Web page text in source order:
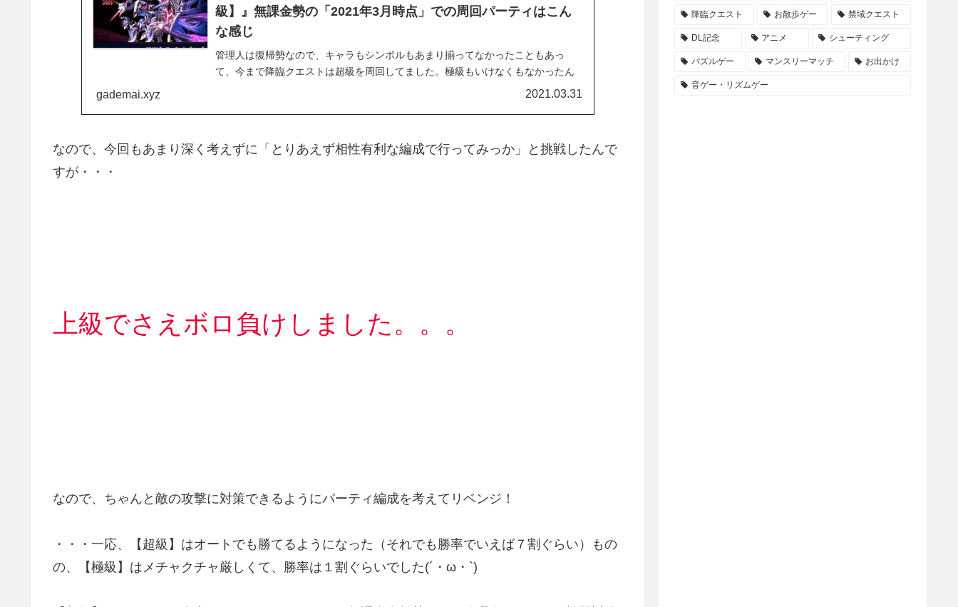
級】』無課金勢の「2021年3月時点」での周回パーティはこん
な感じ
管理人は復帰勢なので、キャラもシンボルもあまり揃ってなかったこともあっ
て、今まで降臨クエストは超級を周回してました。極級もいけなくもなかったん
ですが、安定して勝つにはちょっと微妙で、結局は超級ブン回したほうが良かっ
gademai.xyz 2021.03.31
なので、今回もあまり深く考えずに「とりあえず相性有利な編成で行ってみっか」と挑戦したんで
すが・・・
上級でさえボロ負けしました。。。
なので、ちゃんと敵の攻撃に対策できるようにパーティ編成を考えてリベンジ！
・・・一応、【超級】はオートでも勝てるようになった（それでも勝率でいえば７割ぐらい）もの
の、【極級】はメチャクチャ厳しくて、勝率は１割ぐらいでした(´・ω・`)
降臨クエスト お散歩ゲー 禁域クエスト
DL記念 アニメ シューティング
パズルゲー マンスリーマッチ お出かけ
音ゲー・リズムゲー